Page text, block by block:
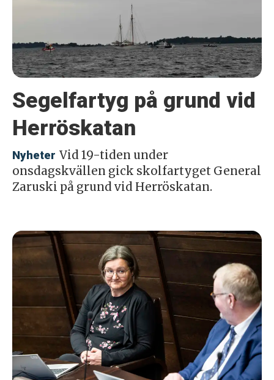
Segelfartyg på grund vid
Herröskatan
Nyheter Vid 19-tiden under
onsdagskvällen gick skolfartyget General
Zaruski på grund vid Herröskatan.